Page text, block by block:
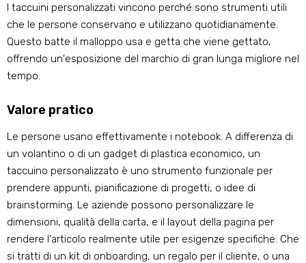
I taccuini personalizzati vincono perché sono strumenti utili
che le persone conservano e utilizzano quotidianamente.
Questo batte il malloppo usa e getta che viene gettato,
offrendo un'esposizione del marchio di gran lunga migliore nel
tempo.
Valore pratico
Le persone usano effettivamente i notebook. A differenza di
un volantino o di un gadget di plastica economico, un
taccuino personalizzato è uno strumento funzionale per
prendere appunti, pianificazione di progetti, o idee di
brainstorming. Le aziende possono personalizzare le
dimensioni, qualità della carta, e il layout della pagina per
rendere l'articolo realmente utile per esigenze specifiche. Che
si tratti di un kit di onboarding, un regalo per il cliente, o una